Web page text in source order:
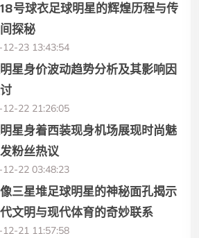
号球衣足球明星的辉煌历程与传
探秘
12-23 13:43:54
星身价波动趋势分析及其影响因
12-22 21:26:05
星身着西装现身机场展现时尚魅
粉丝热议
12-22 03:48:23
三星堆足球明星的神秘面孔揭示
文明与现代体育的奇妙联系
12-21 11:57:58